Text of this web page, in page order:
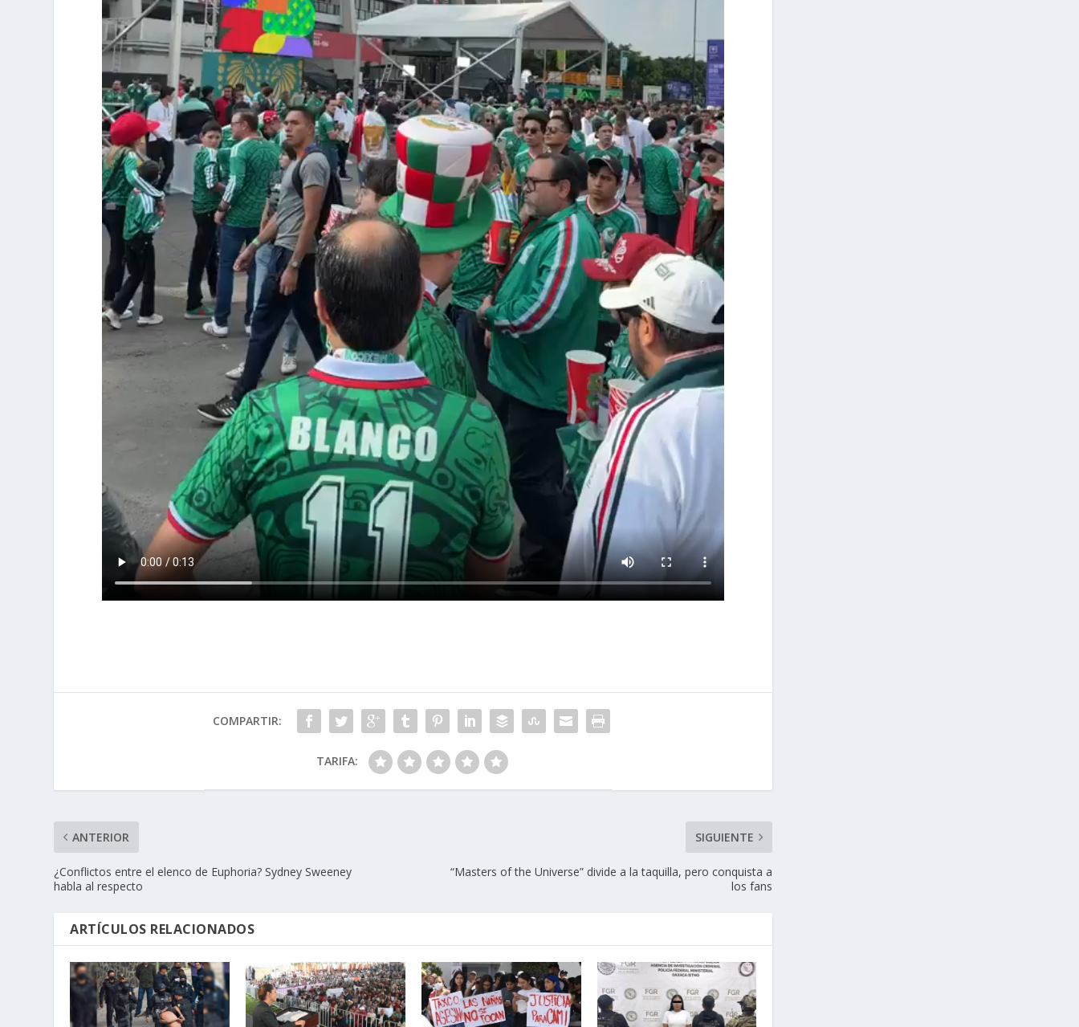
COMPARTIR:
TARIFA:
ANTERIOR
¿Conflictos entre el elenco de Euphoria? Sydney Sweeney
habla al respecto
SIGUIENTE
“Masters of the Universe” divide a la taquilla, pero conquista a
los fans
ARTÍCULOS RELACIONADOS